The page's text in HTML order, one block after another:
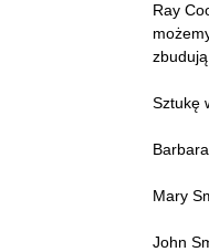
Ray
Sztukę
Mary
John